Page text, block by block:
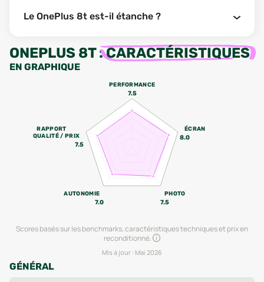
Le OnePlus 8t est-il étanche ?
ONEPLUS 8T:CARACTÉRISTIQUES
EN GRAPHIQUE
PERFORMANCE
7.5
ÉCRAN
8.0
PHOTO
7.5
AUTONOMIE
7.0
RAPPORT
QUALITÉ / PRIX
7.5
Scores basés sur les benchmarks, caractéristiques techniques et prix en
reconditionné.
Mis à jour : Mai 2026
GÉNÉRAL